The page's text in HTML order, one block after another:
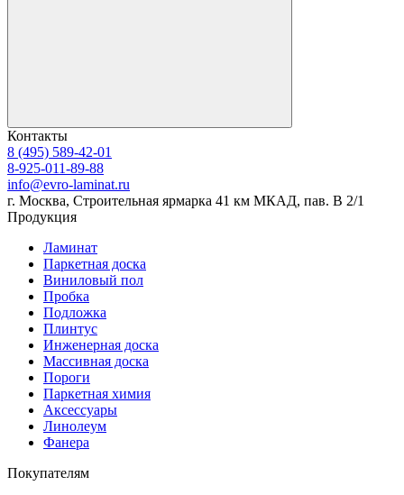
Контакты
8 (495) 589-42-01
8-925-011-89-88
info@evro-laminat.ru
г. Москва, Строительная ярмарка 41 км МКАД, пав. В 2/1
Продукция
Ламинат
Паркетная доска
Виниловый пол
Пробка
Подложка
Плинтус
Инженерная доска
Массивная доска
Пороги
Паркетная химия
Аксессуары
Линолеум
Фанера
Покупателям